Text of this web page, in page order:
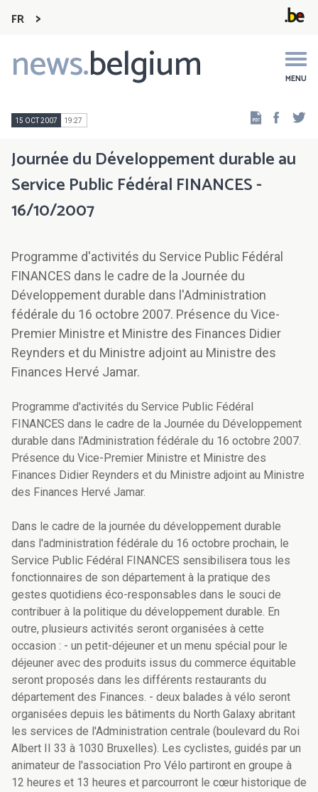
FR
news.belgium MENU
Main
navigation
15 OCT 2007 19:27
Journée du Développement durable au
Service Public Fédéral FINANCES -
16/10/2007
Programme d'activités du Service Public Fédéral
FINANCES dans le cadre de la Journée du
Développement durable dans l'Administration
fédérale du 16 octobre 2007. Présence du Vice-
Premier Ministre et Ministre des Finances Didier
Reynders et du Ministre adjoint au Ministre des
Finances Hervé Jamar.
Programme d'activités du Service Public Fédéral
FINANCES dans le cadre de la Journée du Développement
durable dans l'Administration fédérale du 16 octobre 2007.
Présence du Vice-Premier Ministre et Ministre des
Finances Didier Reynders et du Ministre adjoint au Ministre
des Finances Hervé Jamar.
Dans le cadre de la journée du développement durable
dans l'administration fédérale du 16 octobre prochain, le
Service Public Fédéral FINANCES sensibilisera tous les
fonctionnaires de son département à la pratique des
gestes quotidiens éco-responsables dans le souci de
contribuer à la politique du développement durable. En
outre, plusieurs activités seront organisées à cette
occasion : - un petit-déjeuner et un menu spécial pour le
déjeuner avec des produits issus du commerce équitable
seront proposés dans les différents restaurants du
département des Finances. - deux balades à vélo seront
organisées depuis les bâtiments du North Galaxy abritant
les services de l'Administration centrale (boulevard du Roi
Albert II 33 à 1030 Bruxelles). Les cyclistes, guidés par un
animateur de l'association Pro Vélo partiront en groupe à
12 heures et 13 heures et parcourront le cœur historique de